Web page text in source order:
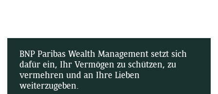
BNP Paribas Wealth Management setzt sich
dafür ein, Ihr Vermögen zu schützen, zu
vermehren und an Ihre Lieben
weiterzugeben.